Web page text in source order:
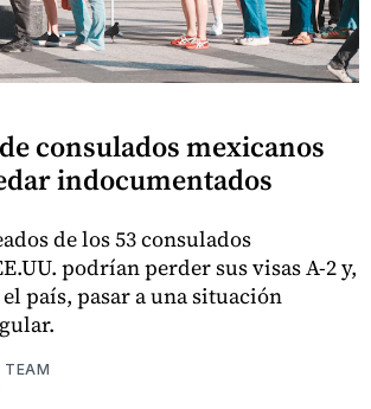
consulados mexicanos
indocumentados
de los 53 consulados
podrían perder sus visas A-2 y,
país, pasar a una situación
TEAM